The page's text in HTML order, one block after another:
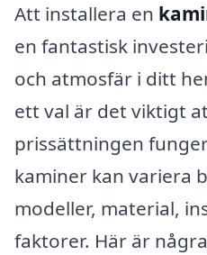
Att installera en
en fantastisk
och atmosfär i ditt
ett val är det viktigt
prissättningen
kaminer kan variera
modeller, material,
faktorer. Här är